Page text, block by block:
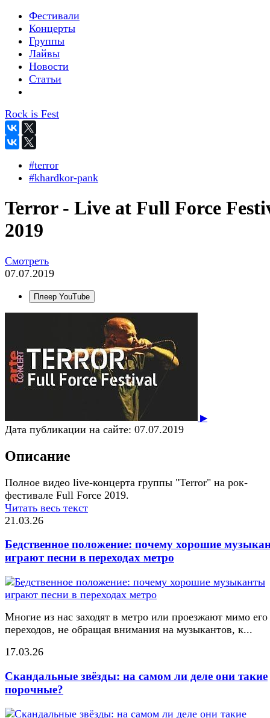
Фестивали
Концерты
Группы
Лайвы
Новости
Статьи
Rock is Fest
#terror
#khardkor-pank
Terror - Live at Full Force
2019
Смотреть
07.07.2019
Плеер YouTube
▶
Дата публикации на сайте: 07.07.2019
Описание
Полное видео live-концерта группы "Terror" на рок-
фестивале Full Force 2019.
Читать весь текст
21.03.26
Бедственное положение: почему хорошие
играют песни в переходах метро
Многие из нас заходят в метро или проезжают мимо его
переходов, не обращая внимания на музыкантов, к...
17.03.26
Скандальные звёзды: на самом ли деле они такие
порочные?